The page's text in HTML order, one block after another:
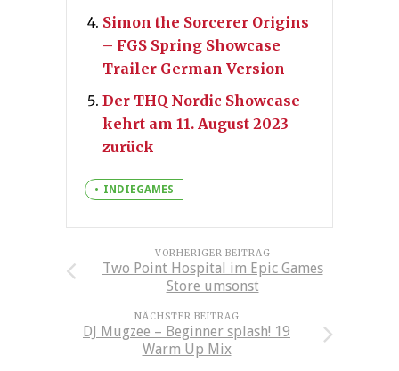
Simon the Sorcerer Origins
– FGS Spring Showcase
Trailer German Version
Der THQ Nordic Showcase
kehrt am 11. August 2023
zurück
INDIEGAMES
VORHERIGER BEITRAG
Two Point Hospital im Epic Games
Store umsonst
NÄCHSTER BEITRAG
DJ Mugzee – Beginner splash! 19
Warm Up Mix